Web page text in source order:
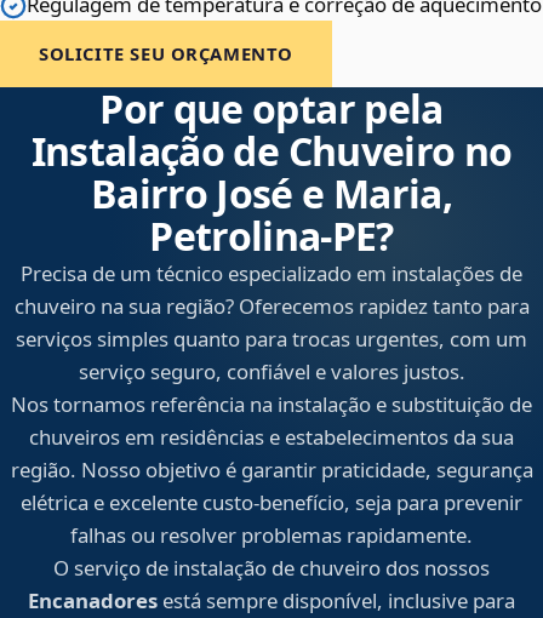
SOLICITE SEU ORÇAMENTO
Por que optar pela
Instalação de Chuveiro no
Bairro José e Maria,
Petrolina‑PE?
Precisa de um técnico especializado em instalações de
chuveiro na sua região? Oferecemos rapidez tanto para
serviços simples quanto para trocas urgentes, com um
serviço seguro, confiável e valores justos.
Nos tornamos referência na instalação e substituição de
chuveiros em residências e estabelecimentos da sua
região. Nosso objetivo é garantir praticidade, segurança
elétrica e excelente custo-benefício, seja para prevenir
falhas ou resolver problemas rapidamente.
O serviço de instalação de chuveiro dos nossos
Encanadores está sempre disponível, inclusive para